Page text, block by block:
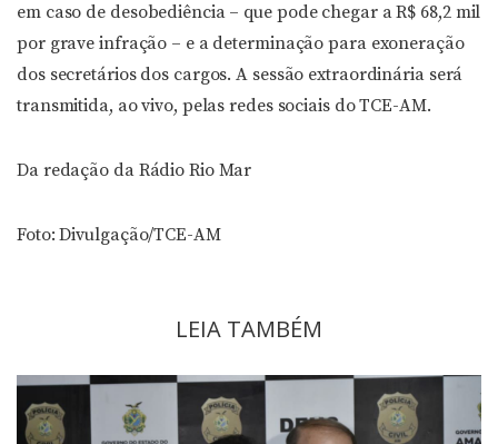
em caso de desobediência – que pode chegar a R$ 68,2 mil
por grave infração – e a determinação para exoneração
dos secretários dos cargos. A sessão extraordinária será
transmitida, ao vivo, pelas redes sociais do TCE-AM.
Da redação da Rádio Rio Mar
Foto: Divulgação/TCE-AM
LEIA TAMBÉM